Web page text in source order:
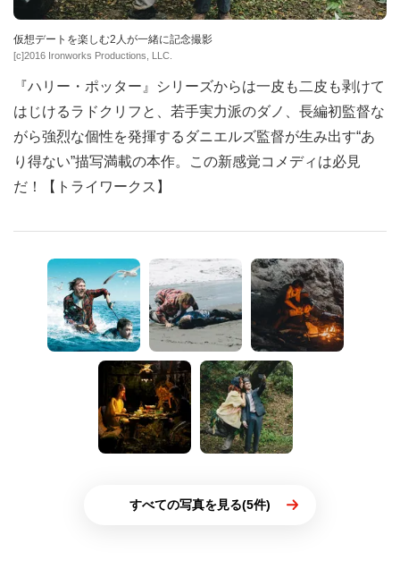
仮想デートを楽しむ2人が一緒に記念撮影
[c]2016 Ironworks Productions, LLC.
『ハリー・ポッター』シリーズからは一皮も二皮も剥けて
はじけるラドクリフと、若手実力派のダノ、長編初監督な
がら強烈な個性を発揮するダニエルズ監督が生み出す“あ
り得ない”描写満載の本作。この新感覚コメディは必見
だ！【トライワークス】
すべての写真を見る(5件)